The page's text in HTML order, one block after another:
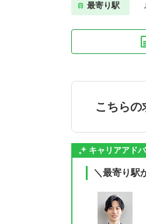
最寄り駅
こちらの
キャリアアド
＼最寄り駅